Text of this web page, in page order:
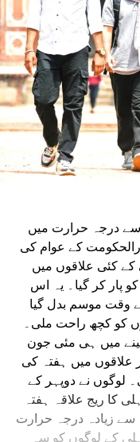
درجہ حرارت میں
کے عوام کی
کئی علاقوں میں
درجہ حرارت 42 ڈگری کو پار کر گیا۔ یہ اس
وقت موسم بدل گیا
کو کچھ راحت ملی۔
میں ہی مئی جون
علاقوں میں ہفتہ کی
لوگوں نے دوپہر کے
کا ریج علاقہ ہفتہ
سے زیادہ درجہ حرارت
کے لوگوں کو سہ